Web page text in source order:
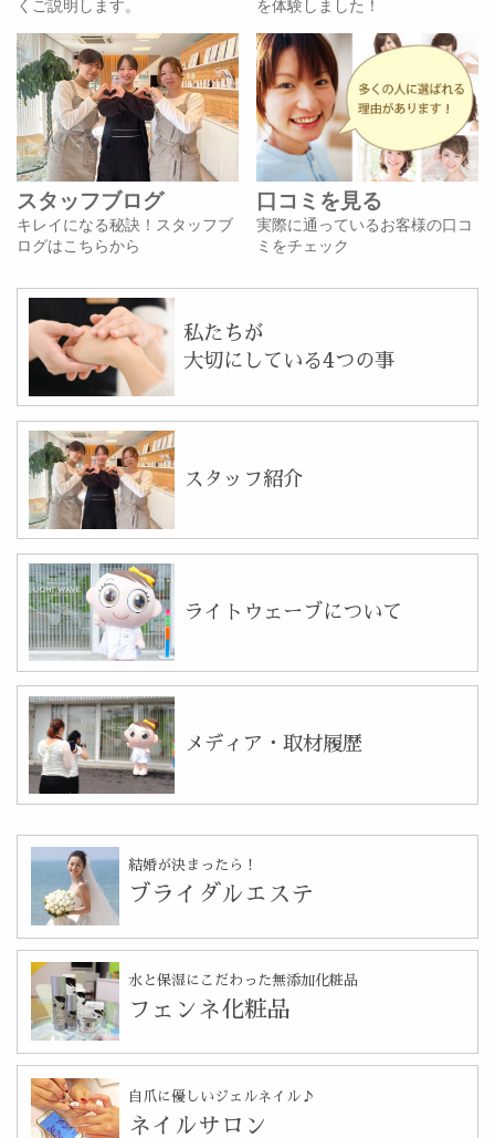
スタッフブログ
キレイになる秘訣！スタッフブ
ログはこちらから
口コミを見る
実際に通っているお客様の口コ
ミをチェック
私たちが
大切にしている4つの事
スタッフ紹介
ライトウェーブについて
メディア・取材履歴
結婚が決まったら！
ブライダルエステ
水と保湿にこだわった無添加化粧品
フェンネ化粧品
自爪に優しいジェルネイル♪
ネイルサロン